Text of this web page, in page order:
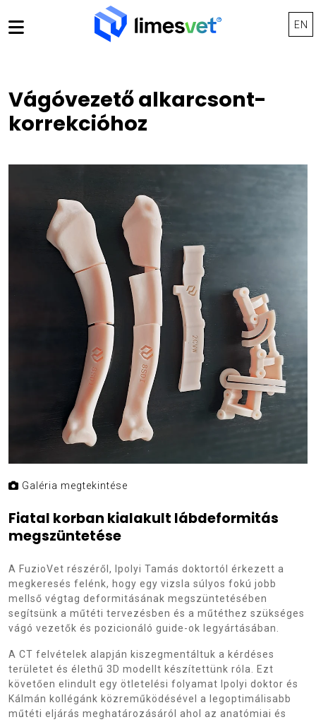
megjelenések
EN
Vágóvezető alkarcsont-
korrekcióhoz
Galéria megtekintése
Fiatal korban kialakult lábdeformitás
megszüntetése
A FuzioVet részéről, Ipolyi Tamás doktortól érkezett a
megkeresés felénk, hogy egy vizsla súlyos fokú jobb
mellső végtag deformitásának megszüntetésében
segítsünk a műtéti tervezésben és a műtéthez szükséges
vágó vezetők és pozicionáló guide-ok legyártásában.
A CT felvételek alapján kiszegmentáltuk a kérdéses
területet és élethű 3D modellt készítettünk róla. Ezt
követően elindult egy ötletelési folyamat Ipolyi doktor és
Kálmán kollégánk közreműködésével a legoptimálisabb
műtéti eljárás meghatározásáról ahol az anatómiai és